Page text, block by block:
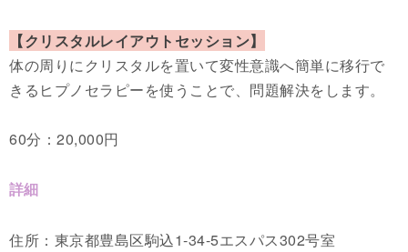
【クリスタルレイアウトセッション】
体の周りにクリスタルを置いて変性意識へ簡単に移行で
きるヒプノセラピーを使うことで、問題解決をします。
​60分：20,000円
詳細
住所：東京都豊島区駒込1-34-5エスパス302号室